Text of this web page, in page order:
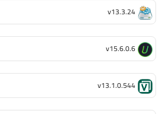
v13.3.24
v15.6.0.6
v13.1.0.544